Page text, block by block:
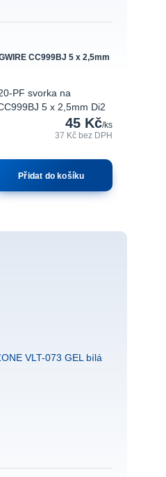
CC999BJ 5 x 2,5mm
PF svorka na
5 x 2,5mm Di2
45 Kč/ks
37 Kčbez DPH
Přidat do košíku